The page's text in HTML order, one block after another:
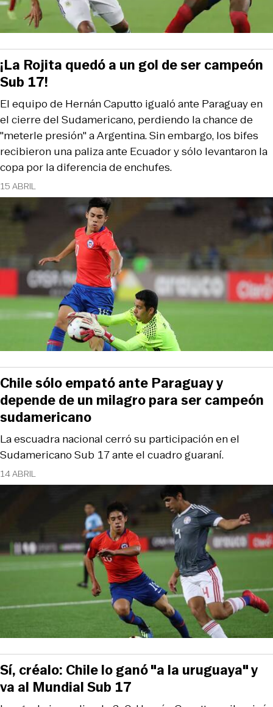
15 ABRIL
El equipo de Hernán Caputto igualó ante Paraguay en
el cierre del Sudamericano, perdiendo la chance de
"meterle presión" a Argentina. Sin embargo, los bifes
recibieron una paliza ante Ecuador y sólo levantaron la
copa por la diferencia de enchufes.
¡La Rojita quedó a un gol de ser campeón
Sub 17!
14 ABRIL
La escuadra nacional cerró su participación en el
Sudamericano Sub 17 ante el cuadro guaraní.
Chile sólo empató ante Paraguay y
depende de un milagro para ser campeón
sudamericano
Sí, créalo: Chile lo ganó "a la uruguaya" y
va al Mundial Sub 17